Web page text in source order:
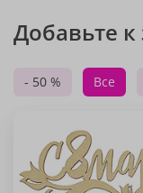
Добавьте к
- 50 % Все